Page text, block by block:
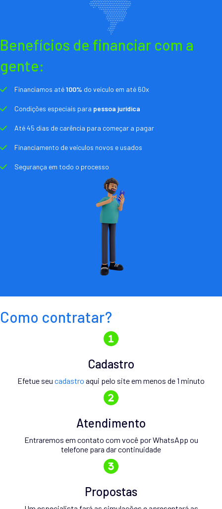
Benefícios de financiar com a
gente:
Financiamos até100% do veículo em até 60x
Condições especiais para pessoa jurídica
Até 45 dias de carência para começar a pagar
Financiamento de veículos novos e usados
Segurança em todo o processo
Como contratar?
Cadastro
Efetue seu cadastro aqui pelo site em menos de 1 minuto
Atendimento
Entraremos em contato com você por WhatsApp ou
telefone para dar continuidade
Propostas